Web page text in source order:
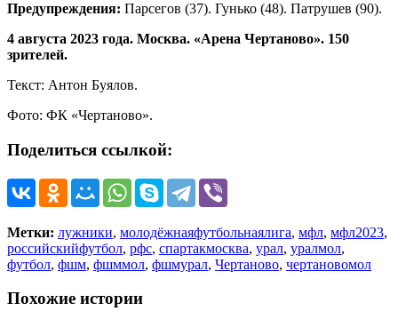
Предупреждения: Парсегов (37). Гунько (48). Патрушев (90).
4 августа 2023 года. Москва. «Арена Чертаново». 150
зрителей.
Текст: Антон Буялов.
Фото: ФК «Чертаново».
Поделиться ссылкой:
Метки: лужники, молодёжнаяфутбольнаялига, мфл, мфл2023,
российскийфутбол, рфс, спартакмосква, урал, уралмол,
футбол, фшм, фшммол, фшмурал, Чертаново, чертановомол
Похожие истории